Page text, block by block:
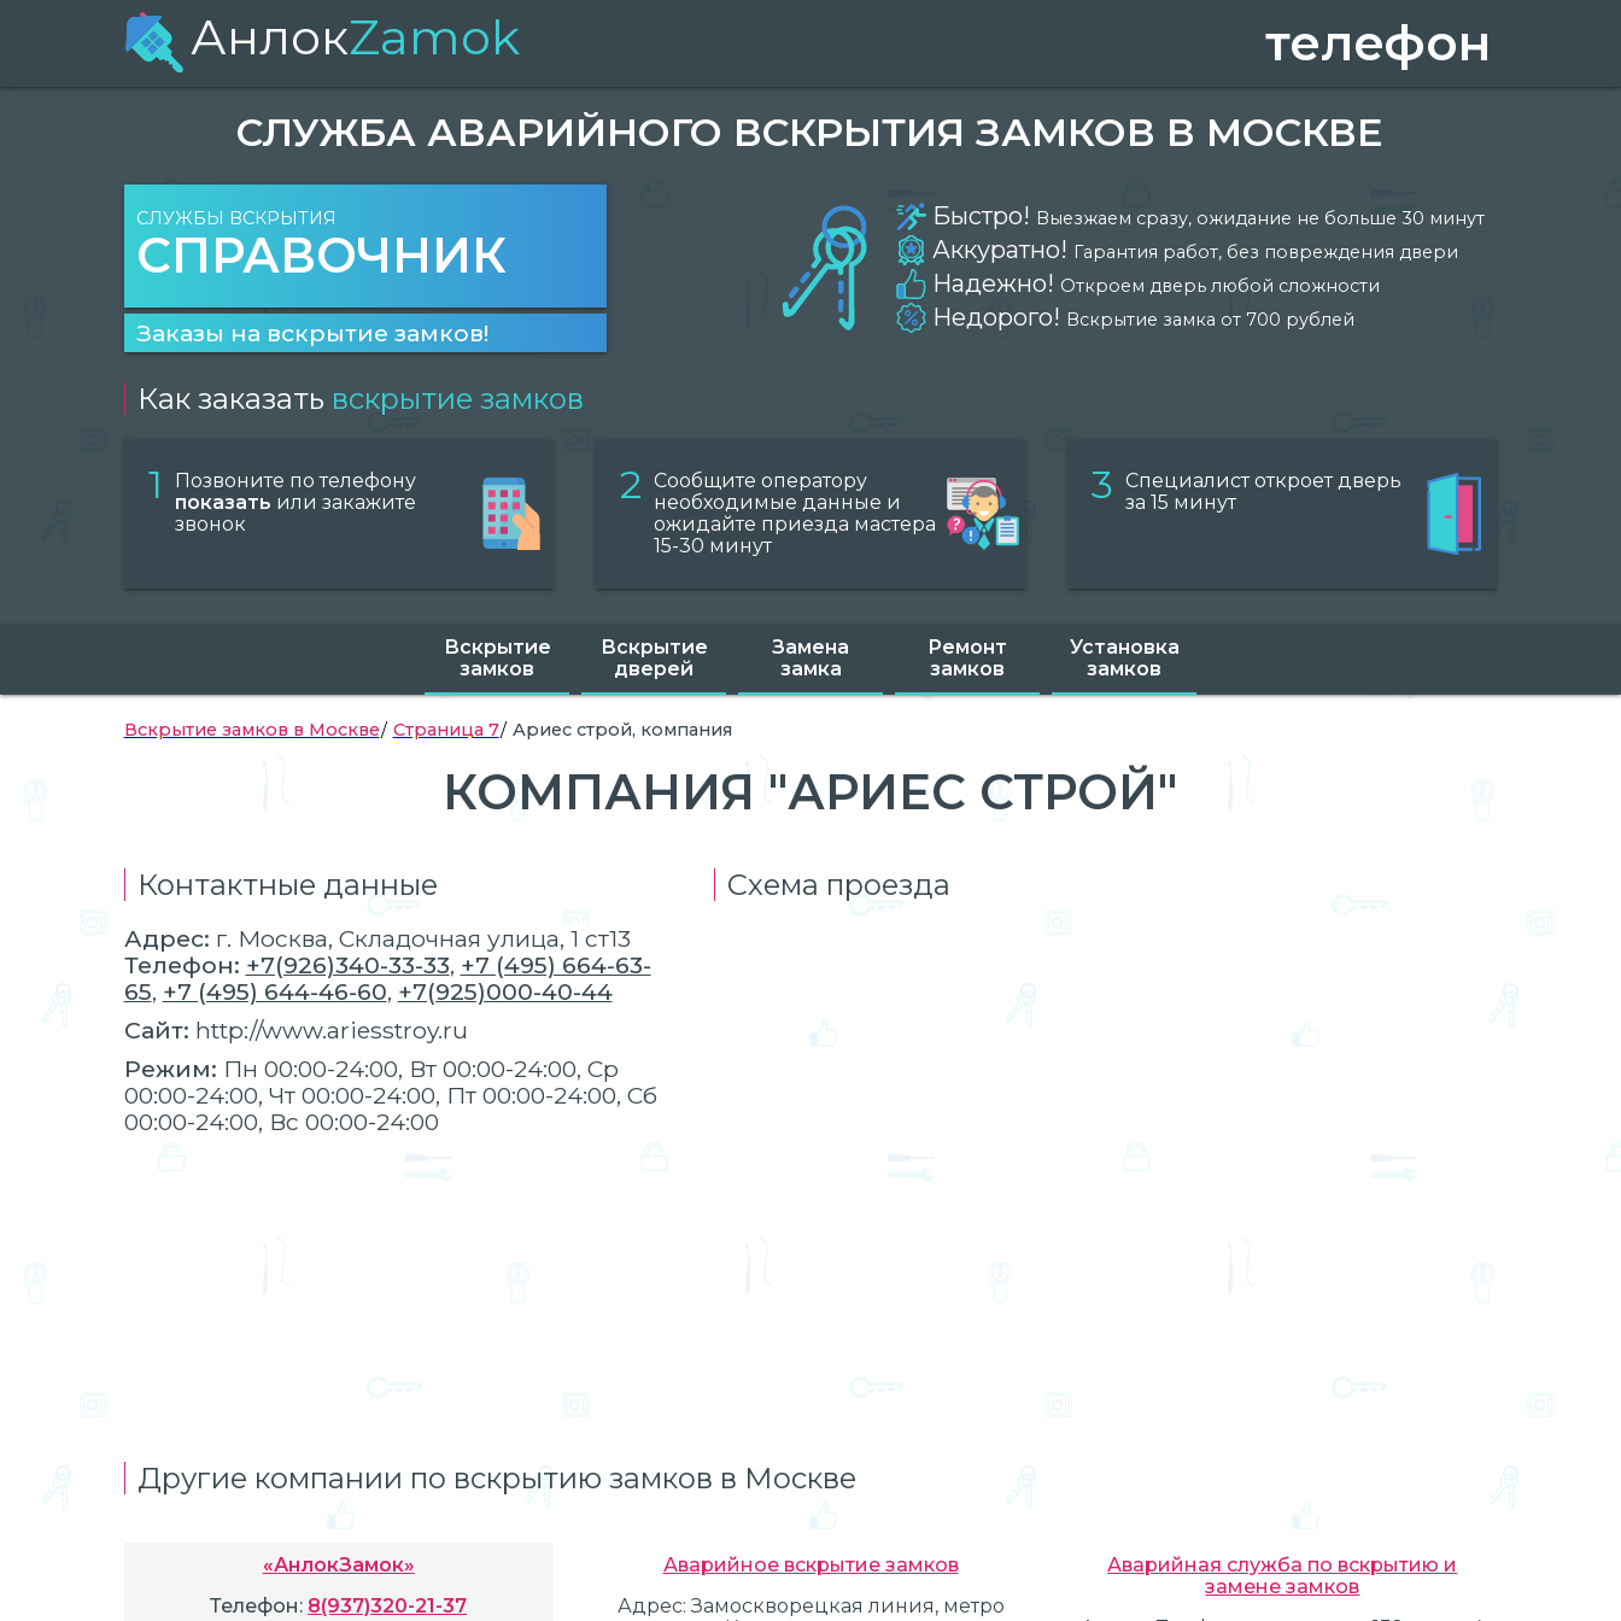
АнлокZamok телефон
СЛУЖБА АВАРИЙНОГО ВСКРЫТИЯ ЗАМКОВ В МОСКВЕ
СЛУЖБЫ ВСКРЫТИЯ
СПРАВОЧНИК
Заказы на вскрытие замков!
Быстро! Выезжаем сразу, ожидание не больше 30 минут
Аккуратно! Гарантия работ, без повреждения двери
Надежно! Откроем дверь любой сложности
Недорого! Вскрытие замка от 700 рублей
Как заказать вскрытие замков
1
Позвоните по телефону
показать или закажите
звонок
2 Сообщите оператору
необходимые данные и
ожидайте приезда мастера
15-30 минут
3 Специалист откроет дверь
за 15 минут
Вскрытие
замков
Вскрытие
дверей
Замена
замка
Ремонт
замков
Установка
замков
Вскрытие замков в Москве Страница 7 Ариес строй, компания
КОМПАНИЯ "АРИЕС СТРОЙ"
Контактные данные
Адрес: г. Москва, Складочная улица, 1 ст13
Телефон: +7(926)340-33-33, +7 (495) 664-63-
65, +7 (495) 644-46-60, +7(925)000-40-44
Сайт: http://www.ariesstroy.ru
Режим: Пн 00:00-24:00, Вт 00:00-24:00, Ср
00:00-24:00, Чт 00:00-24:00, Пт 00:00-24:00, Сб
00:00-24:00, Вс 00:00-24:00
Схема проезда
Другие компании по вскрытию замков в Москве
«АнлокЗамок»
Телефон: 8(937)320-21-37
Аварийное вскрытие замков
Адрес: Замоскворецкая линия, метро
Аварийная служба по вскрытию и
замене замков